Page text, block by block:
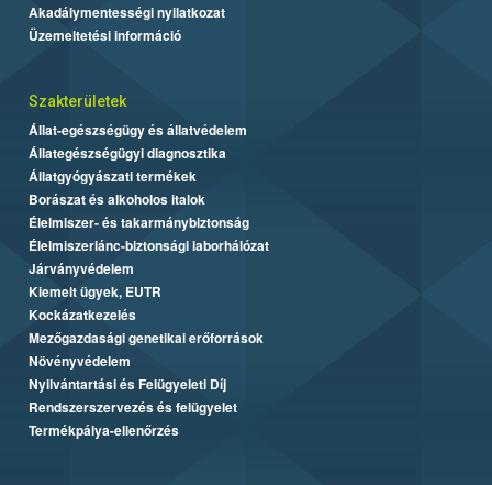
Akadálymentességi nyilatkozat
Üzemeltetési információ
Szakterületek
Állat-egészségügy és állatvédelem
Állategészségügyi diagnosztika
Állatgyógyászati termékek
Borászat és alkoholos italok
Élelmiszer- és takarmánybiztonság
Élelmiszerlánc-biztonsági laborhálózat
Járványvédelem
Kiemelt ügyek, EUTR
Kockázatkezelés
Mezőgazdasági genetikai erőforrások
Növényvédelem
Nyilvántartási és Felügyeleti Díj
Rendszerszervezés és felügyelet
Termékpálya-ellenőrzés